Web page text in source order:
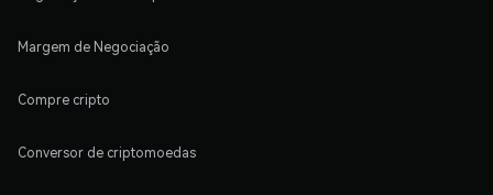
Margem de Negociação
Compre cripto
Conversor de criptomoedas